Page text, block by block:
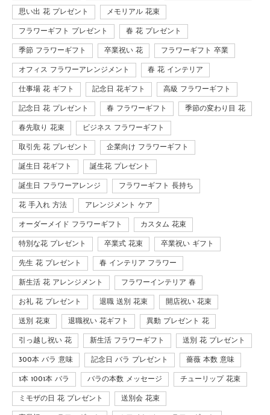
思い出 花 プレゼント メモリアル 花束
フラワーギフト プレゼント 春 花 プレゼント
季節 フラワーギフト 卒業祝い 花 フラワーギフト 卒業
オフィス フラワーアレンジメント 春 花 インテリア
仕事場 花 ギフト 記念日 花ギフト 高級 フラワーギフト
記念日 花 プレゼント 春 フラワーギフト 季節の変わり目 花
春先取り 花束 ビジネス フラワーギフト
取引先 花 プレゼント 企業向け フラワーギフト
誕生日 花ギフト 誕生花 プレゼント
誕生日 フラワーアレンジ フラワーギフト 長持ち
花 手入れ 方法 アレンジメント ケア
オーダーメイド フラワーギフト カスタム 花束
特別な花 プレゼント 卒業式 花束 卒業祝い ギフト
先生 花 プレゼント 春 インテリア フラワー
新生活 花 アレンジメント フラワーインテリア 春
お礼 花 プレゼント 退職 送別 花束 開店祝い 花束
送別 花束 退職祝い 花ギフト 異動 プレゼント 花
引っ越し祝い 花 新生活 フラワーギフト 送別 花 プレゼント
300本 バラ 意味 記念日 バラ プレゼント 薔薇 本数 意味
1本 1001本 バラ バラの本数 メッセージ チューリップ 花束
ミモザの日 花 プレゼント 送別会 花束